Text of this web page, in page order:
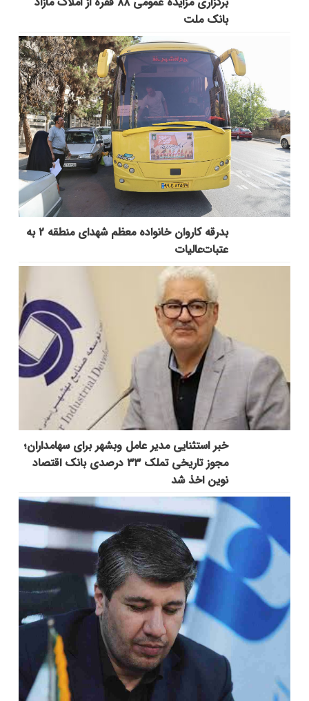
بانک ملت
بدرقه کاروان خانواده معظم شهدای منطقه ۲ به
عتبات‌عالیات
خبر استثنایی مدیر عامل وبشهر برای سهامداران؛
مجوز تاریخی تملک ۳۳ درصدی بانک اقتصاد
نوین اخذ شد